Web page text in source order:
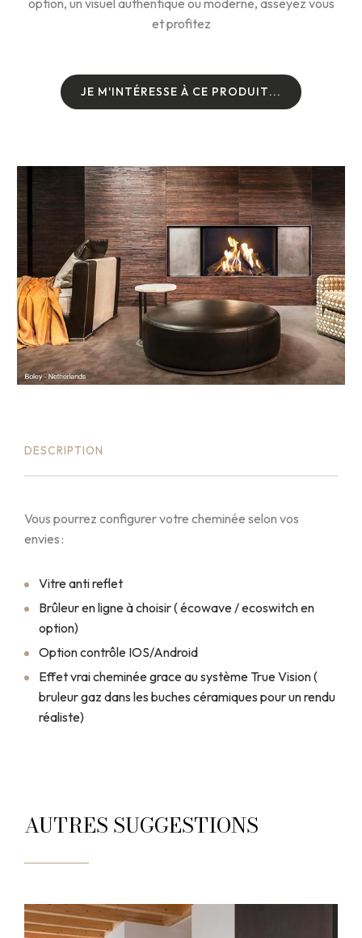
option, un visuel authentique ou moderne, asseyez vous
et profitez
JE M'INTÉRESSE À CE PRODUIT...
JE M'INTÉRESSE À CE PRODUIT...
DESCRIPTION
Vous pourrez configurer votre cheminée selon vos
envies :
Vitre anti reflet
Brûleur en ligne à choisir ( écowave / ecoswitch en
option)
Option contrôle IOS/Android
Effet vrai cheminée grace au système True Vision (
bruleur gaz dans les buches céramiques pour un rendu
réaliste)
AUTRES SUGGESTIONS